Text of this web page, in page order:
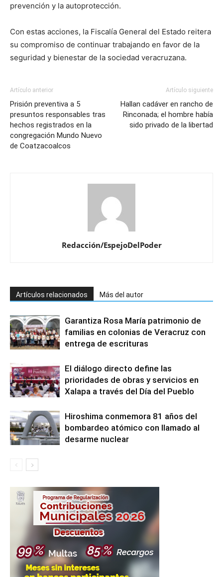
prevención y la autoprotección.
Con estas acciones, la Fiscalía General del Estado reitera
su compromiso de continuar trabajando en favor de la
seguridad y bienestar de la sociedad veracruzana.
Artículo anterior
Prisión preventiva a 5
presuntos responsables tras
hechos registrados en la
congregación Mundo Nuevo
de Coatzacoalcos
Artículo siguiente
Hallan cadáver en rancho de
Rinconada; el hombre había
sido privado de la libertad
Redacción/EspejoDelPoder
Artículos relacionados Más del autor
Garantiza Rosa María patrimonio de
familias en colonias de Veracruz con
entrega de escrituras
El diálogo directo define las
prioridades de obras y servicios en
Xalapa a través del Día del Pueblo
Hiroshima conmemora 81 años del
bombardeo atómico con llamado al
desarme nuclear